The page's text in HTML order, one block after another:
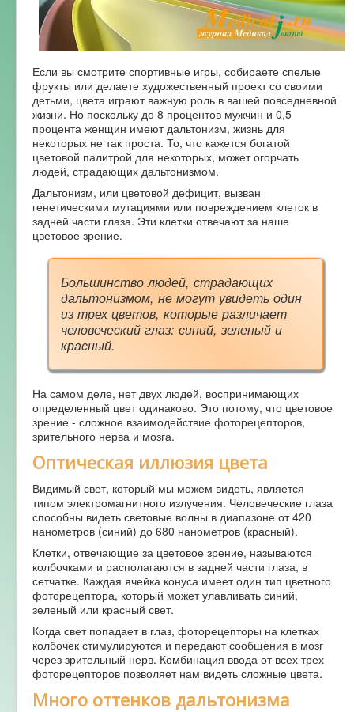
Форум
Если вы смотрите спортивные игры, собираете спелые
фрукты или делаете художественный проект со своими
детьми, цвета играют важную роль в вашей повседневной
жизни. Но поскольку до 8 процентов мужчин и 0,5
процента женщин имеют дальтонизм, жизнь для
некоторых не так проста. То, что кажется богатой
цветовой палитрой для некоторых, может огорчать
людей, страдающих дальтонизмом.
Дальтонизм, или цветовой дефицит, вызван
генетическими мутациями или повреждением клеток в
задней части глаза. Эти клетки отвечают за наше
цветовое зрение.
Большинство людей, страдающих
дальтонизмом, не могут увидеть один
из трех цветов, которые различает
человеческий глаз: синий, зеленый и
красный.
На самом деле, нет двух людей, воспринимающих
определенный цвет одинаково. Это потому, что цветовое
зрение - сложное взаимодействие фоторецепторов,
зрительного нерва и мозга.
Оптическая иллюзия цвета
Видимый свет, который мы можем видеть, является
типом электромагнитного излучения. Человеческие глаза
способны видеть световые волны в диапазоне от 420
нанометров (синий) до 680 нанометров (красный).
Клетки, отвечающие за цветовое зрение, называются
колбочками и располагаются в задней части глаза, в
сетчатке. Каждая ячейка конуса имеет один тип цветного
фоторецептора, который может улавливать синий,
зеленый или красный свет.
Когда свет попадает в глаз, фоторецепторы на клетках
колбочек стимулируются и передают сообщения в мозг
через зрительный нерв. Комбинация ввода от всех трех
фоторецепторов позволяет нам видеть сложные цвета.
Много оттенков дальтонизма